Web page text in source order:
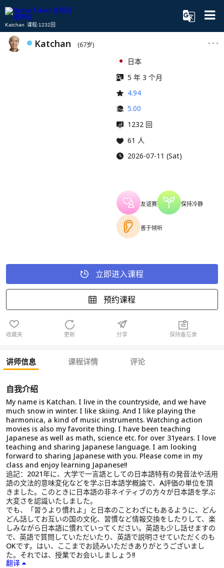
Katchan 课程:1232回
Katchan (67岁)
日本
5 年 3 个月
4.94
5.00
1232 回
61 人
2026-07-11 (Sat)
友谊赛 保持冷静
善于倾听
立即进入课程
预约课程
收藏夹 更新 分享 保持备忘录
讲师信息 课程详情 评论
自我介绍
My name is Katchan. I live in the countryside, and we have
much snow in winter. I like skiing. And I like playing the
harmonica, a kind of music instruments. Watching action
movies is also my favorite thing. I have been teaching
Japanese as well as math, science etc. for over 31years. I love
teaching and sharing Japanese language. I am looking
forward to sharing Japanese with you. Please come in my
class and enjoy learning Japanese!!
追記：2021年に、大学で一言語としての日本語特有の発音法や活用
語の文法的意味変化などを学ぶ日本語学概論で、A評価の単位を頂
きました。このときに日本語の非ネイティブの方々が日本語を学ぶ
大変さを認識いたしました。
でも、「習うより慣れよ」と日本のことわざにもあるように、どん
どん話してお互いの国の文化、習慣など情報交換をしたりして、楽
しみながら日本語に慣れていってください。英語も少し話せますの
で、英語で質問していただいたり、英語で説明させていただくのも
OKです。はい、ここまでお読みいただきありがとうございまし
た。それでは、授業でお会いしましょう!!
翻译